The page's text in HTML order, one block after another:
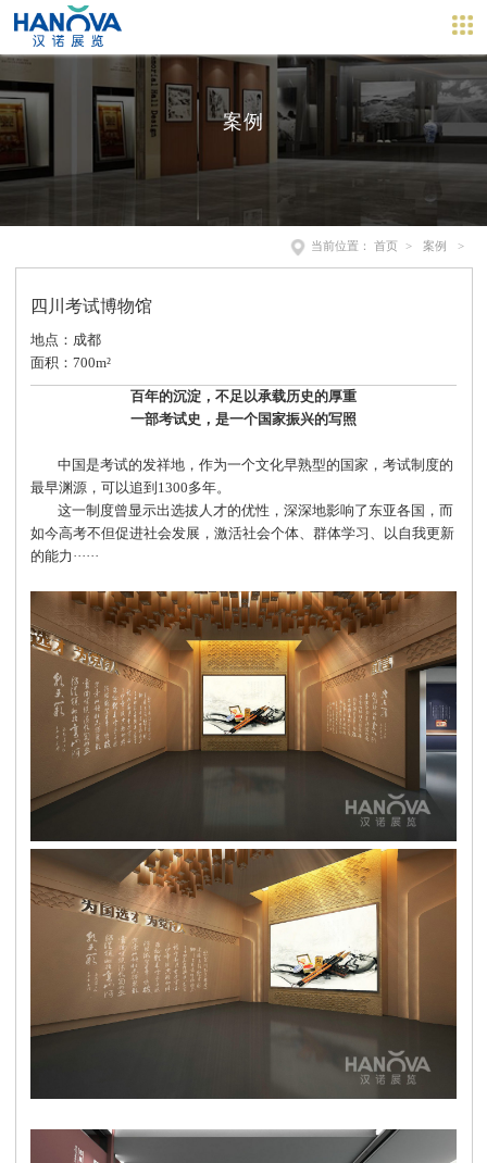
案例
当前位置： 首页 > 案例 >
四川考试博物馆
地点：成都
面积：700m²
百年的沉淀，不足以承载历史的厚重
一部考试史，是一个国家振兴的写照
中国是考试的发祥地，作为一个文化早熟型的国家，考试制度的
最早渊源，可以追到1300多年。
这一制度曾显示出选拔人才的优性，深深地影响了东亚各国，而
如今高考不但促进社会发展，激活社会个体、群体学习、以自我更新
的能力······